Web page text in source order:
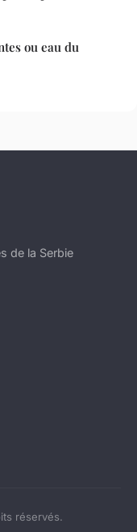
ou eau du
de la Serbie
réservés.